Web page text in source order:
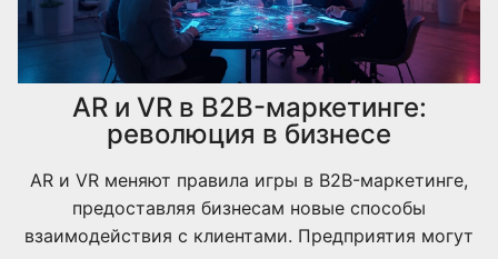
AR и VR в B2B-маркетинге:
революция в бизнесе
AR и VR меняют правила игры в B2B-маркетинге,
предоставляя бизнесам новые способы
взаимодействия с клиентами. Предприятия могут